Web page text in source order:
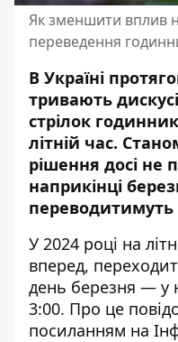
Як зменшити вплив
переведення
В Україні
тривають
стрілок
літній час.
рішення досі не
наприкінці
У 2024 році на
вперед,
день березня — у
3:00. Про це
посиланням на